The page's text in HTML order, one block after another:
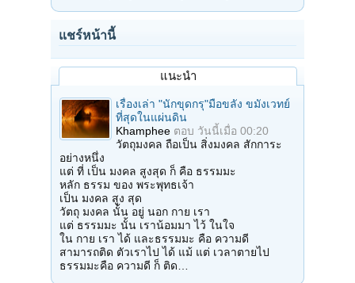
แชร์หน้านี้
แนะนำ
เรื่องเล่า "นักขุดกรุ"มือขลัง ขมังเวทย์
ที่สุดในแผ่นดิน
Khamphee ตอบ วันนี้เมื่อ 00:20
วัตถุมงคล ถือเป็น สิ่งมงคล สักการะ
อย่างหนึ่ง
แต่ ที่ เป็น มงคล สูงสุด ก็ คือ ธรรมมะ
หลัก ธรรม ของ พระพุทธเจ้า
เป็น มงคล สูง สุด
วัตถุ มงคล นั้น อยู่ นอก กาย เรา
แต่ ธรรมมะ นั้น เราน้อมมา ไว้ ในใจ
ใน กาย เรา ได้ และธรรมมะ คือ ความดี
สามารถติด ตัวเราไป ได้ แม้ แต่ เวลาตายไป
ธรรมมะคือ ความดี ก็ ติด…